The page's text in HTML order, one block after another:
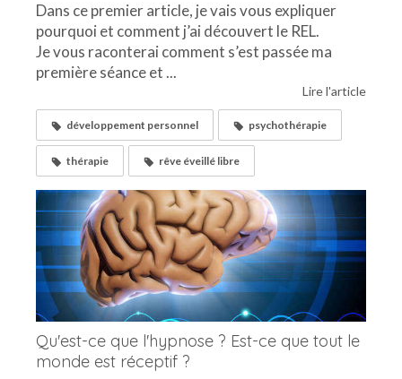
Dans ce premier article, je vais vous expliquer
pourquoi et comment j’ai découvert le REL.
Je vous raconterai comment s’est passée ma
première séance et ...
Lire l'article
développement personnel psychothérapie
thérapie rêve éveillé libre
Qu'est-ce que l'hypnose ? Est-ce que tout le
monde est réceptif ?